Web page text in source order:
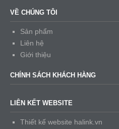
VỀ CHÚNG TÔI
Sản phẩm
Liên hệ
Giới thiệu
CHÍNH SÁCH KHÁCH HÀNG
LIÊN KẾT WEBSITE
Thiết kế website halink.vn